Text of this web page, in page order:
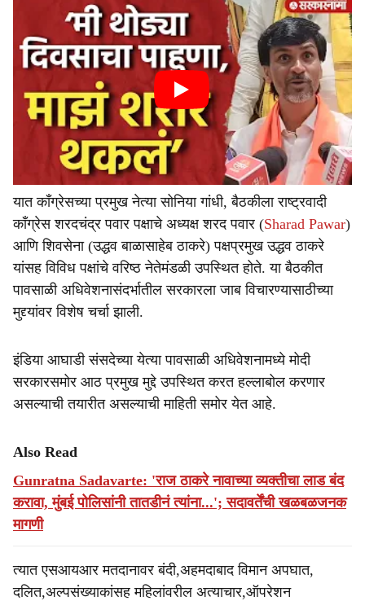
यात काँग्रेसच्या प्रमुख नेत्या सोनिया गांधी, बैठकीला राष्ट्रवादी
काँग्रेस शरदचंद्र पवार पक्षाचे अध्यक्ष शरद पवार (Sharad Pawar)
आणि शिवसेना (उद्धव बाळासाहेब ठाकरे) पक्षप्रमुख उद्धव ठाकरे
यांसह विविध पक्षांचे वरिष्ठ नेतेमंडळी उपस्थित होते. या बैठकीत
पावसाळी अधिवेशनासंदर्भातील सरकारला जाब विचारण्यासाठीच्या
मुद्द्यांवर विशेष चर्चा झाली.
इंडिया आघाडी संसदेच्या येत्या पावसाळी अधिवेशनामध्ये मोदी
सरकारसमोर आठ प्रमुख मुद्दे उपस्थित करत हल्लाबोल करणार
असल्याची तयारीत असल्याची माहिती समोर येत आहे.
Also Read
Gunratna Sadavarte: 'राज ठाकरे नावाच्या व्यक्तीचा लाड बंद
करावा, मुंबई पोलिसांनी तातडीनं त्यांना...'; सदावर्तेंची खळबळजनक
मागणी
त्यात एसआयआर मतदानावर बंदी,अहमदाबाद विमान अपघात,
दलित,अल्पसंख्याकांसह महिलांवरील अत्याचार,ऑपरेशन